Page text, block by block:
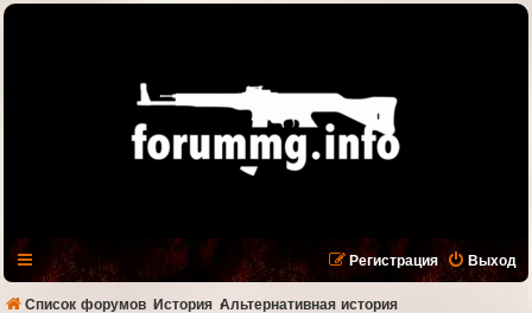
Выход
Регистрация
Список форумов История Альтернативная история